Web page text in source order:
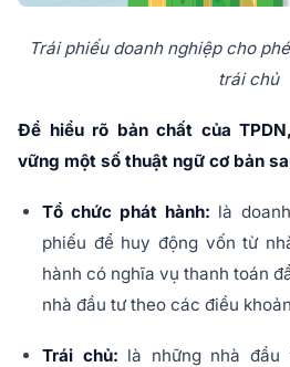
Trái phiếu doanh nghiệp cho
trái chủ
Để hiểu rõ bản chất của
vững một số thuật ngữ cơ bản
Tổ chức phát hành: là
phiếu để huy động vốn từ
hành có nghĩa vụ thanh toán
nhà đầu tư theo các điều
Trái chủ: là những nhà